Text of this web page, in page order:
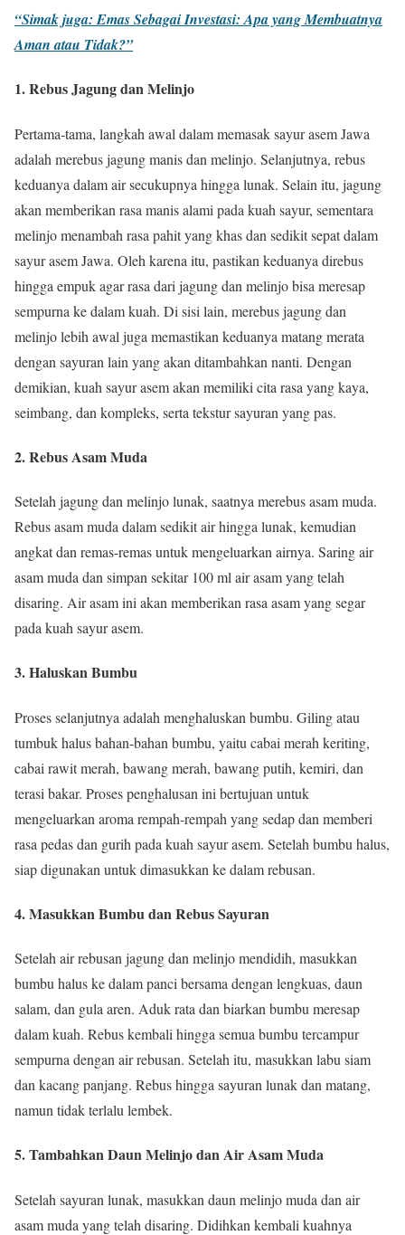
“Simak juga: Emas Sebagai Investasi: Apa yang Membuatnya
Aman atau Tidak?”
1. Rebus Jagung dan Melinjo
Pertama-tama, langkah awal dalam memasak sayur asem Jawa
adalah merebus jagung manis dan melinjo. Selanjutnya, rebus
keduanya dalam air secukupnya hingga lunak. Selain itu, jagung
akan memberikan rasa manis alami pada kuah sayur, sementara
melinjo menambah rasa pahit yang khas dan sedikit sepat dalam
sayur asem Jawa. Oleh karena itu, pastikan keduanya direbus
hingga empuk agar rasa dari jagung dan melinjo bisa meresap
sempurna ke dalam kuah. Di sisi lain, merebus jagung dan
melinjo lebih awal juga memastikan keduanya matang merata
dengan sayuran lain yang akan ditambahkan nanti. Dengan
demikian, kuah sayur asem akan memiliki cita rasa yang kaya,
seimbang, dan kompleks, serta tekstur sayuran yang pas.
2. Rebus Asam Muda
Setelah jagung dan melinjo lunak, saatnya merebus asam muda.
Rebus asam muda dalam sedikit air hingga lunak, kemudian
angkat dan remas-remas untuk mengeluarkan airnya. Saring air
asam muda dan simpan sekitar 100 ml air asam yang telah
disaring. Air asam ini akan memberikan rasa asam yang segar
pada kuah sayur asem.
3. Haluskan Bumbu
Proses selanjutnya adalah menghaluskan bumbu. Giling atau
tumbuk halus bahan-bahan bumbu, yaitu cabai merah keriting,
cabai rawit merah, bawang merah, bawang putih, kemiri, dan
terasi bakar. Proses penghalusan ini bertujuan untuk
mengeluarkan aroma rempah-rempah yang sedap dan memberi
rasa pedas dan gurih pada kuah sayur asem. Setelah bumbu halus,
siap digunakan untuk dimasukkan ke dalam rebusan.
4. Masukkan Bumbu dan Rebus Sayuran
Setelah air rebusan jagung dan melinjo mendidih, masukkan
bumbu halus ke dalam panci bersama dengan lengkuas, daun
salam, dan gula aren. Aduk rata dan biarkan bumbu meresap
dalam kuah. Rebus kembali hingga semua bumbu tercampur
sempurna dengan air rebusan. Setelah itu, masukkan labu siam
dan kacang panjang. Rebus hingga sayuran lunak dan matang,
namun tidak terlalu lembek.
5. Tambahkan Daun Melinjo dan Air Asam Muda
Setelah sayuran lunak, masukkan daun melinjo muda dan air
asam muda yang telah disaring. Didihkan kembali kuahnya